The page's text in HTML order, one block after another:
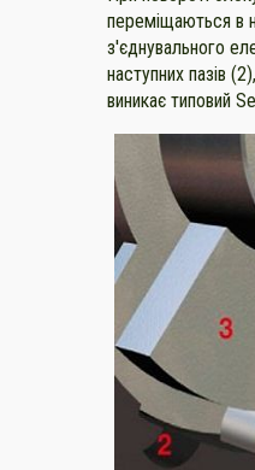
переміщаються в
з'єднувального
наступних пазів
виникає типовий